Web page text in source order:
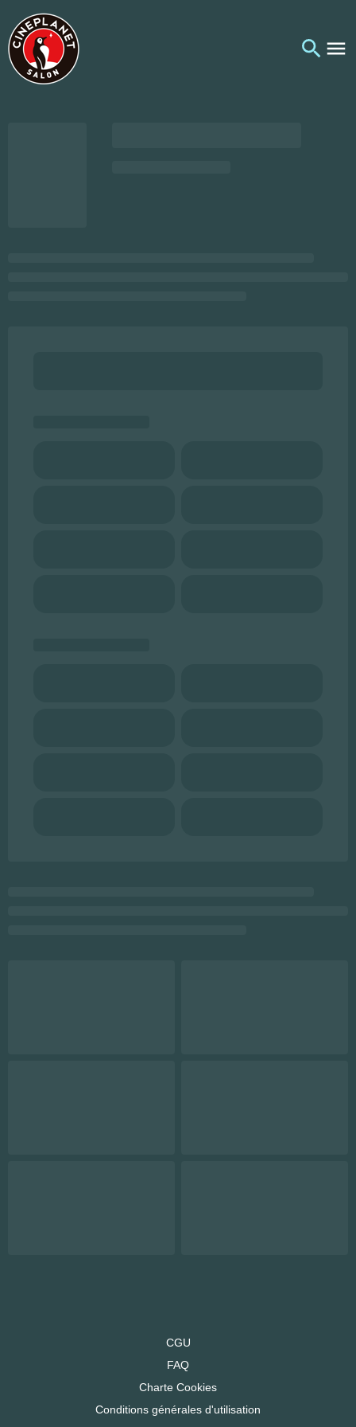
CGU
FAQ
Charte Cookies
Conditions générales d'utilisation